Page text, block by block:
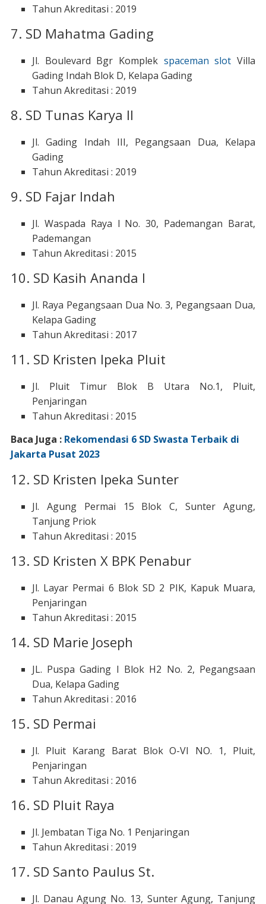
Tahun Akreditasi : 2019
7. SD Mahatma Gading
Jl. Boulevard Bgr Komplek spaceman slot Villa
Gading Indah Blok D, Kelapa Gading
Tahun Akreditasi : 2019
8. SD Tunas Karya II
Jl. Gading Indah III, Pegangsaan Dua, Kelapa
Gading
Tahun Akreditasi : 2019
9. SD Fajar Indah
Jl. Waspada Raya l No. 30, Pademangan Barat,
Pademangan
Tahun Akreditasi : 2015
10. SD Kasih Ananda I
Jl. Raya Pegangsaan Dua No. 3, Pegangsaan Dua,
Kelapa Gading
Tahun Akreditasi : 2017
11. SD Kristen Ipeka Pluit
Jl. Pluit Timur Blok B Utara No.1, Pluit,
Penjaringan
Tahun Akreditasi : 2015
Baca Juga : Rekomendasi 6 SD Swasta Terbaik di
Jakarta Pusat 2023
12. SD Kristen Ipeka Sunter
Jl. Agung Permai 15 Blok C, Sunter Agung,
Tanjung Priok
Tahun Akreditasi : 2015
13. SD Kristen X BPK Penabur
Jl. Layar Permai 6 Blok SD 2 PIK, Kapuk Muara,
Penjaringan
Tahun Akreditasi : 2015
14. SD Marie Joseph
JL. Puspa Gading I Blok H2 No. 2, Pegangsaan
Dua, Kelapa Gading
Tahun Akreditasi : 2016
15. SD Permai
Jl. Pluit Karang Barat Blok O-VI NO. 1, Pluit,
Penjaringan
Tahun Akreditasi : 2016
16. SD Pluit Raya
Jl. Jembatan Tiga No. 1 Penjaringan
Tahun Akreditasi : 2019
17. SD Santo Paulus St.
Jl. Danau Agung No. 13, Sunter Agung, Tanjung